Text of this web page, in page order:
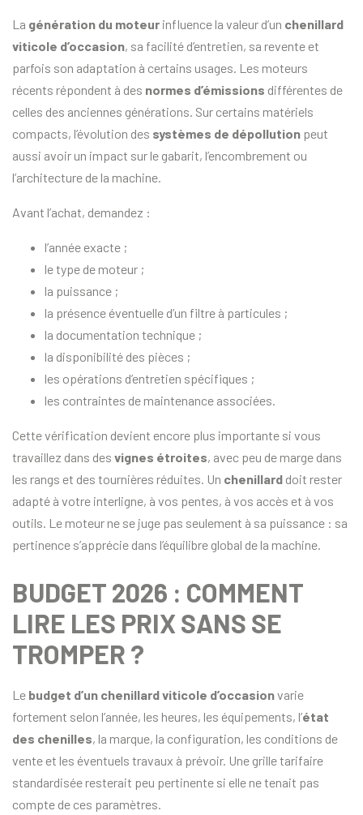
La génération du moteur influence la valeur d’un chenillard
viticole d’occasion, sa facilité d’entretien, sa revente et
parfois son adaptation à certains usages. Les moteurs
récents répondent à des normes d’émissions différentes de
celles des anciennes générations. Sur certains matériels
compacts, l’évolution des systèmes de dépollution peut
aussi avoir un impact sur le gabarit, l’encombrement ou
l’architecture de la machine.
Avant l’achat, demandez :
l’année exacte ;
le type de moteur ;
la puissance ;
la présence éventuelle d’un filtre à particules ;
la documentation technique ;
la disponibilité des pièces ;
les opérations d’entretien spécifiques ;
les contraintes de maintenance associées.
Cette vérification devient encore plus importante si vous
travaillez dans des vignes étroites, avec peu de marge dans
les rangs et des tournières réduites. Un chenillard doit rester
adapté à votre interligne, à vos pentes, à vos accès et à vos
outils. Le moteur ne se juge pas seulement à sa puissance : sa
pertinence s’apprécie dans l’équilibre global de la machine.
BUDGET 2026 : COMMENT
LIRE LES PRIX SANS SE
TROMPER ?
Le budget d’un chenillard viticole d’occasionvarie
fortement selon l’année, les heures, les équipements, l’état
des chenilles, la marque, la configuration, les conditions de
vente et les éventuels travaux à prévoir. Une grille tarifaire
standardisée resterait peu pertinente si elle ne tenait pas
compte de ces paramètres.